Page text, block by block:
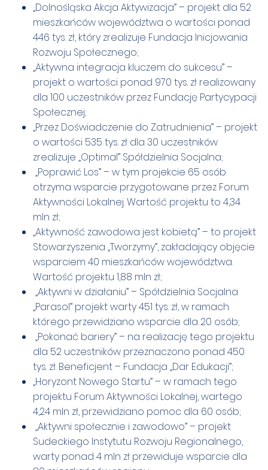
„Dolnośląska Akcja Aktywizacja” – projekt dla 52
mieszkańców województwa o wartości ponad
446 tys. zł, który zrealizuje Fundacja Inicjowania
Rozwoju Społecznego;
„Aktywna integracja kluczem do sukcesu” –
projekt o wartości ponad 970 tys. zł realizowany
dla 100 uczestników przez Fundację Partycypacji
Społecznej;
„Przez Doświadczenie do Zatrudnienia” – projekt
o wartości 535 tys. zł dla 30 uczestników
zrealizuje „Optimal” Spółdzielnia Socjalna;
„Poprawić Los” – w tym projekcie 65 osób
otrzyma wsparcie przygotowane przez Forum
Aktywności Lokalnej. Wartość projektu to 4,34
mln zł;
„Aktywność zawodowa jest kobietą” – to projekt
Stowarzyszenia „Tworzymy”, zakładający objęcie
wsparciem 40 mieszkańców województwa.
Wartość projektu 1,88 mln zł;
„Aktywni w działaniu” – Spółdzielnia Socjalna
„Parasol” projekt warty 451 tys. zł, w ramach
którego przewidziano wsparcie dla 20 osób;
„Pokonać bariery” – na realizację tego projektu
dla 52 uczestników przeznaczono ponad 450
tys. zł. Beneficjent – Fundacja „Dar Edukacji”;
„Horyzont Nowego Startu” – w ramach tego
projektu Forum Aktywności Lokalnej, wartego
4,24 mln zł, przewidziano pomoc dla 60 osób;
„Aktywni społecznie i zawodowo” – projekt
Sudeckiego Instytutu Rozwoju Regionalnego,
warty ponad 4 mln zł przewiduje wsparcie dla